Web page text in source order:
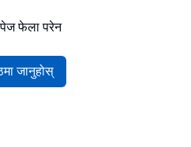
फेला परेन
जानुहोस्